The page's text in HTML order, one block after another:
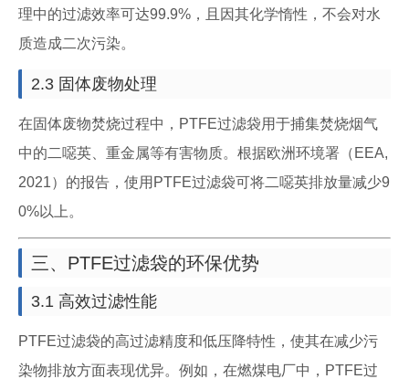
理中的过滤效率可达99.9%，且因其化学惰性，不会对水
质造成二次污染。
2.3 固体废物处理
在固体废物焚烧过程中，PTFE过滤袋用于捕集焚烧烟气
中的二噁英、重金属等有害物质。根据欧洲环境署（EEA,
2021）的报告，使用PTFE过滤袋可将二噁英排放量减少9
0%以上。
三、PTFE过滤袋的环保优势
3.1 高效过滤性能
PTFE过滤袋的高过滤精度和低压降特性，使其在减少污
染物排放方面表现优异。例如，在燃煤电厂中，PTFE过